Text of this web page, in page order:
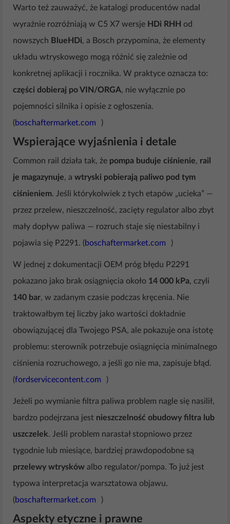
Warto też zauważyć, że katalogi producentów nadal
wyraźnie rozróżniają w C5 X7 wersje HDi RHH od
nowszych BlueHDi, a Bosch przypomina, że elementy
układu wtryskowego mogą różnić się zależnie od
konkretnej aplikacji i rocznika. W praktyce oznacza to:
części dobieraj po VIN/ORGA, nie wyłącznie po
pojemności silnika i opisie z ogłoszenia.
(boschaftermarket.com )
Wspierające wyjaśnienia i detale
Common rail działa tak, że pompa buduje ciśnienie, rail
je magazynuje, a wtryski pobierają paliwo pod tym
ciśnieniem. Jeśli którykolwiek z tych etapów „ucieka” —
przez przelew, nieszczelność, zacięty regulator albo zbyt
mały dopływ paliwa — rozruch staje się niestabilny i
pojawia się P2291. (boschaftermarket.com )
W jednej z dokumentacji OEM próg błędu P2291
pokazano jako brak osiągnięcia około 14 000 kPa, czyli
140 bar, w zadanym czasie podczas kręcenia. Nie
traktowałbym tej liczby jako wartości dokładnie
obowiązującej dla Twojego PSA, ale pokazuje ona istotę
problemu: sterownik potrzebuje osiągnięcia minimalnego
ciśnienia rozruchowego, a jeśli go nie ma, zapisuje błąd.
(fordservicecontent.com )
Jeżeli po wymianie filtra paliwa problem nagle się nasilił,
bardzo podejrzana jest nieszczelność obudowy filtra lub
uszczelek. Jeśli problem narastał stopniowo przez
tygodnie lub miesiące, bardziej prawdopodobne są
przelewy wtrysków albo regulator/pompa. To już jest
typowa interpretacja warsztatowa objawu.
(boschaftermarket.com )
Aspekty etyczne i prawne